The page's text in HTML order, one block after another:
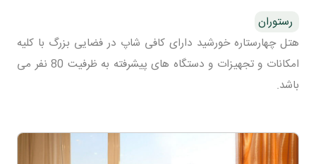
رستوران
هتل چهارستاره خورشید دارای کافی شاپ در فضایی بزرگ با کلیه
امکانات و تجهیزات و دستگاه های پیشرفته به ظرفیت 80 نفر می
باشد.